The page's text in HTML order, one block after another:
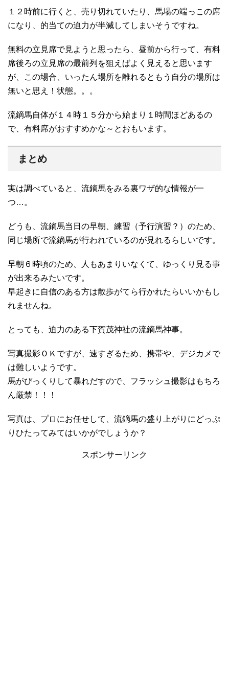
１２時前に行くと、売り切れていたり、馬場の端っこの席
になり、的当ての迫力が半減してしまいそうですね。
無料の立見席で見ようと思ったら、昼前から行って、有料
席後ろの立見席の最前列を狙えばよく見えると思います
が、この場合、いったん場所を離れるともう自分の場所は
無いと思え！状態。。。
流鏑馬自体が１４時１５分から始まり１時間ほどあるの
で、有料席がおすすめかな～とおもいます。
まとめ
実は調べていると、流鏑馬をみる裏ワザ的な情報が一
つ…。
どうも、流鏑馬当日の早朝、練習（予行演習？）のため、
同じ場所で流鏑馬が行われているのが見れるらしいです。
早朝６時頃のため、人もあまりいなくて、ゆっくり見る事
が出来るみたいです。
早起きに自信のある方は散歩がてら行かれたらいいかもし
れませんね。
とっても、迫力のある下賀茂神社の流鏑馬神事。
写真撮影ＯＫですが、速すぎるため、携帯や、デジカメで
は難しいようです。
馬がびっくりして暴れだすので、フラッシュ撮影はもちろ
ん厳禁！！！
写真は、プロにお任せして、流鏑馬の盛り上がりにどっぷ
りひたってみてはいかがでしょうか？
スポンサーリンク